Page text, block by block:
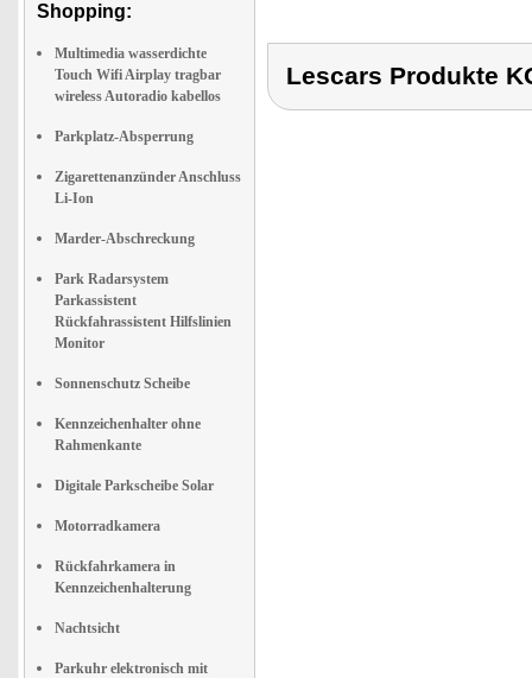
Shopping:
Multimedia wasserdichte
Touch Wifi Airplay tragbar
wireless Autoradio kabellos
Parkplatz-Absperrung
Zigarettenanzünder Anschluss
Li-Ion
Marder-Abschreckung
Park Radarsystem
Parkassistent
Rückfahrassistent Hilfslinien
Monitor
Sonnenschutz Scheibe
Kennzeichenhalter ohne
Rahmenkante
Digitale Parkscheibe Solar
Motorradkamera
Rückfahrkamera in
Kennzeichenhalterung
Nachtsicht
Parkuhr elektronisch mit
Lescars Produkte